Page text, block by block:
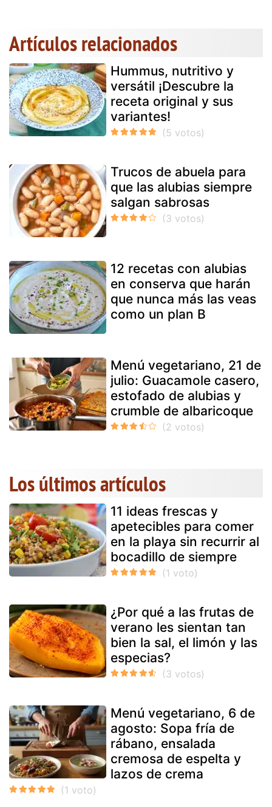
Artículos relacionados
Hummus, nutritivo y
versátil ¡Descubre la
receta original y sus
variantes!
Trucos de abuela para
que las alubias siempre
salgan sabrosas
12 recetas con alubias
en conserva que harán
que nunca más las veas
como un plan B
Menú vegetariano, 21 de
julio: Guacamole casero,
estofado de alubias y
crumble de albaricoque
Los últimos artículos
11 ideas frescas y
apetecibles para comer
en la playa sin recurrir al
bocadillo de siempre
¿Por qué a las frutas de
verano les sientan tan
bien la sal, el limón y las
especias?
Menú vegetariano, 6 de
agosto: Sopa fría de
rábano, ensalada
cremosa de espelta y
lazos de crema